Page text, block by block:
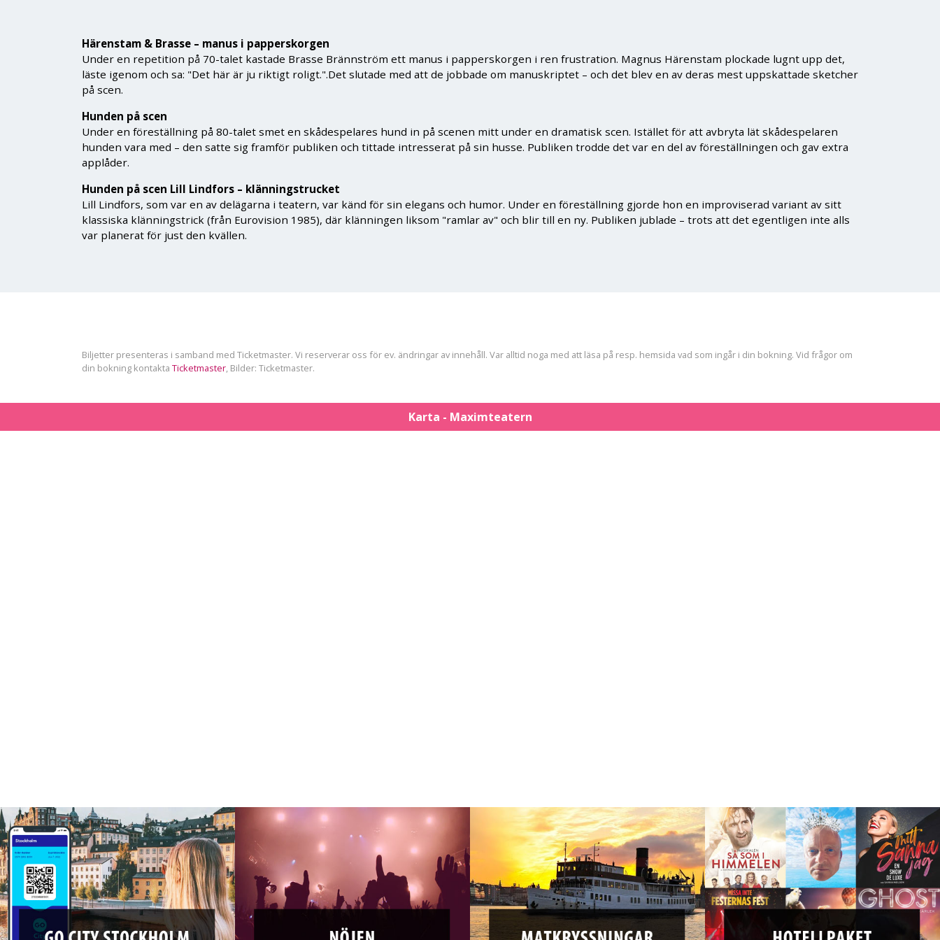
Härenstam & Brasse – manus i papperskorgen
Under en repetition på 70-talet kastade Brasse Brännström ett manus i papperskorgen i ren frustration. Magnus Härenstam plockade lugnt upp det,
läste igenom och sa: "Det här är ju riktigt roligt.".Det slutade med att de jobbade om manuskriptet – och det blev en av deras mest uppskattade sketcher
på scen.
Hunden på scen
Under en föreställning på 80-talet smet en skådespelares hund in på scenen mitt under en dramatisk scen. Istället för att avbryta lät skådespelaren
hunden vara med – den satte sig framför publiken och tittade intresserat på sin husse. Publiken trodde det var en del av föreställningen och gav extra
applåder.
Hunden på scen Lill Lindfors – klänningstrucket
Lill Lindfors, som var en av delägarna i teatern, var känd för sin elegans och humor. Under en föreställning gjorde hon en improviserad variant av sitt
klassiska klänningstrick (från Eurovision 1985), där klänningen liksom "ramlar av" och blir till en ny. Publiken jublade – trots att det egentligen inte alls
var planerat för just den kvällen.
Biljetter presenteras i samband med Ticketmaster. Vi reserverar oss för ev. ändringar av innehåll. Var alltid noga med att läsa på resp. hemsida vad som ingår i din bokning. Vid frågor om
din bokning kontakta Ticketmaster, Bilder: Ticketmaster.
Karta - Maximteatern